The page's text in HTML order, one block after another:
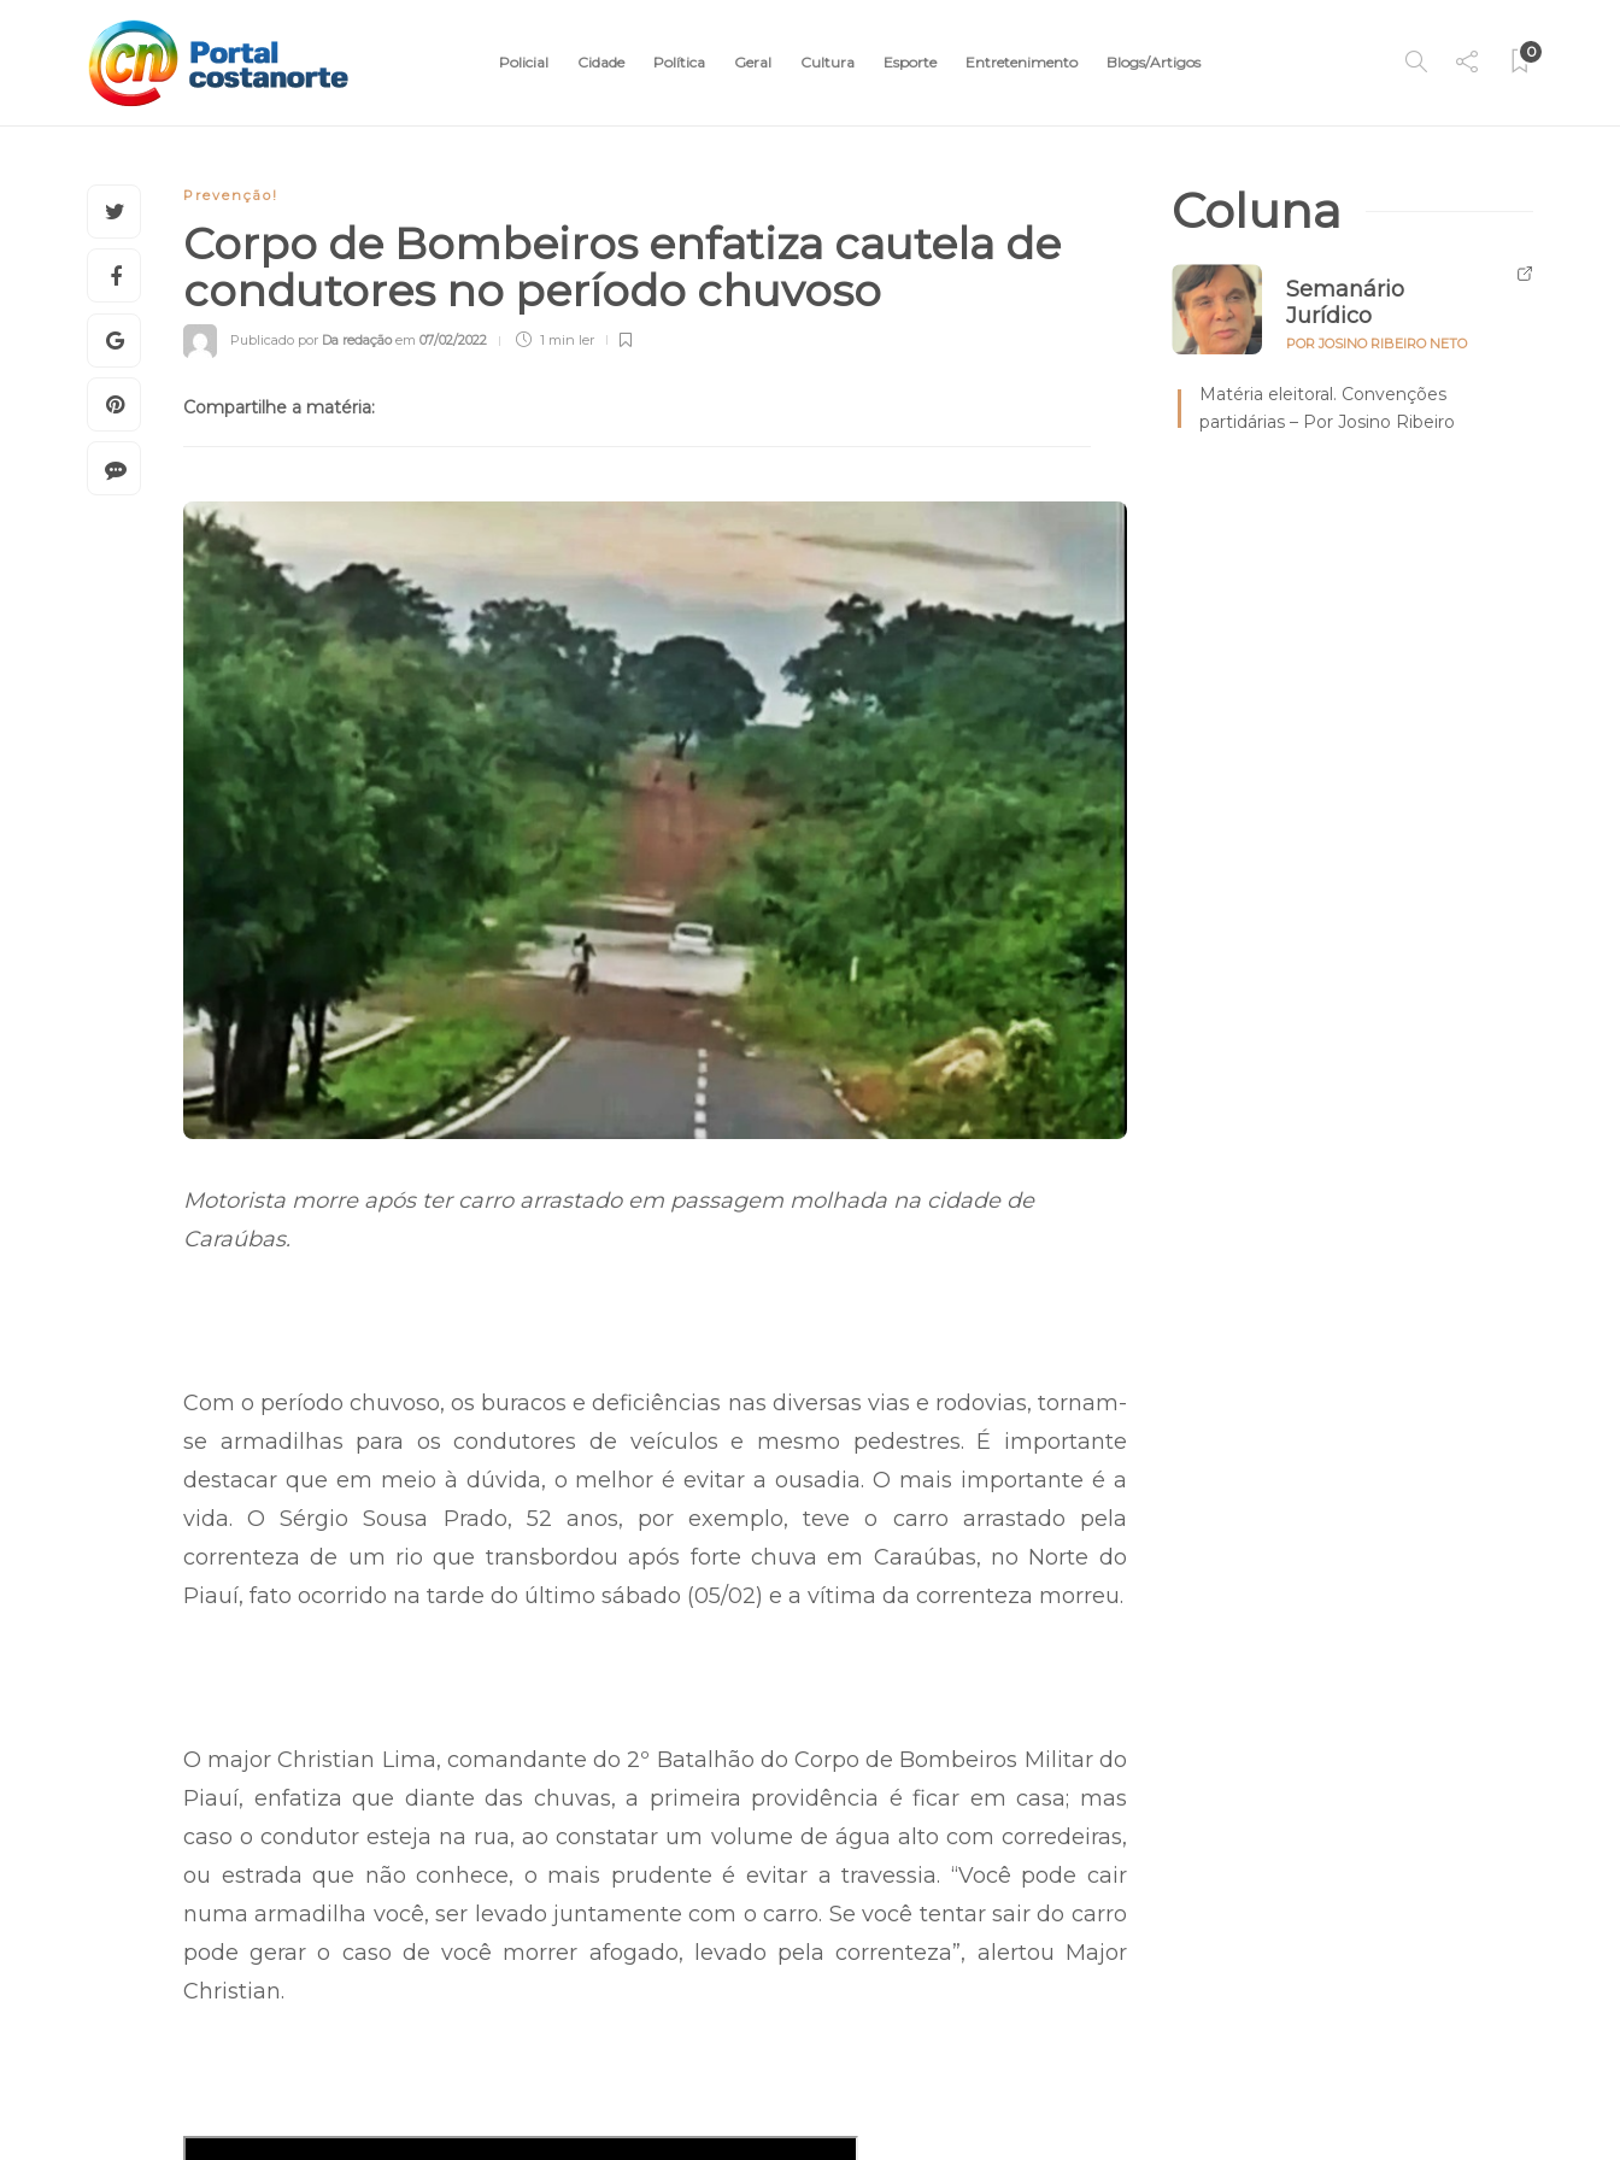
Policial Cidade Política Geral Cultura Esporte Entretenimento Blogs/Artigos
0
Prevenção!
Corpo de Bombeiros enfatiza cautela de
condutores no período chuvoso
Publicado por Da redaçãoem 07/02/2022 1 min ler
Compartilhe a matéria:
Motorista morre após ter carro arrastado em passagem molhada na cidade de
Caraúbas.
Com o período chuvoso, os buracos e deficiências nas diversas vias e rodovias, tornam-
se armadilhas para os condutores de veículos e mesmo pedestres. É importante
destacar que em meio à dúvida, o melhor é evitar a ousadia. O mais importante é a
vida. O Sérgio Sousa Prado, 52 anos, por exemplo, teve o carro arrastado pela
correnteza de um rio que transbordou após forte chuva em Caraúbas, no Norte do
Piauí, fato ocorrido na tarde do último sábado (05/02) e a vítima da correnteza morreu.
O major Christian Lima, comandante do 2º Batalhão do Corpo de Bombeiros Militar do
Piauí, enfatiza que diante das chuvas, a primeira providência é ficar em casa; mas
caso o condutor esteja na rua, ao constatar um volume de água alto com corredeiras,
ou estrada que não conhece, o mais prudente é evitar a travessia. “Você pode cair
numa armadilha você, ser levado juntamente com o carro. Se você tentar sair do carro
pode gerar o caso de você morrer afogado, levado pela correnteza”, alertou Major
Christian.
Coluna
Semanário
Jurídico
POR JOSINO RIBEIRO NETO
Matéria eleitoral. Convenções
partidárias – Por Josino Ribeiro